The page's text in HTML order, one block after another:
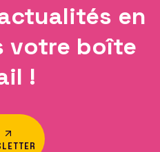
en
votre boîte
!